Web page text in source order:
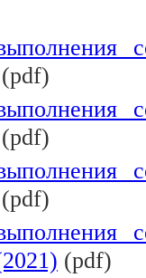
(pdf)
(pdf)
(pdf)